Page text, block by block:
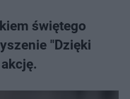
świętego
"Dzięki